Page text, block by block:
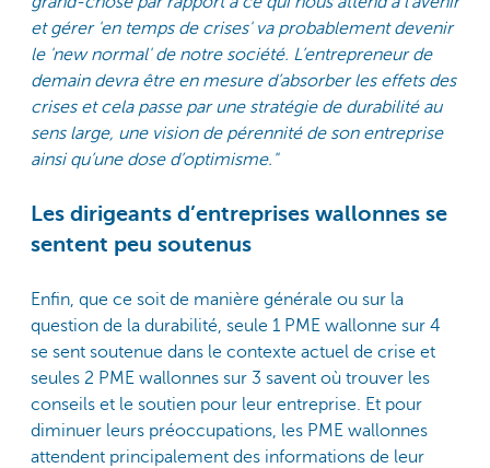
et gérer 'en temps de crises' va probablement devenir
le 'new normal' de notre société. L’entrepreneur de
demain devra être en mesure d’absorber les effets des
crises et cela passe par une stratégie de durabilité au
sens large, une vision de pérennité de son entreprise
ainsi qu’une dose d’optimisme."
Les dirigeants d’entreprises wallonnes se
sentent peu soutenus
Enfin, que ce soit de manière générale ou sur la
question de la durabilité, seule 1 PME wallonne sur 4
se sent soutenue dans le contexte actuel de crise et
seules 2 PME wallonnes sur 3 savent où trouver les
conseils et le soutien pour leur entreprise. Et pour
diminuer leurs préoccupations, les PME wallonnes
attendent principalement des informations de leur